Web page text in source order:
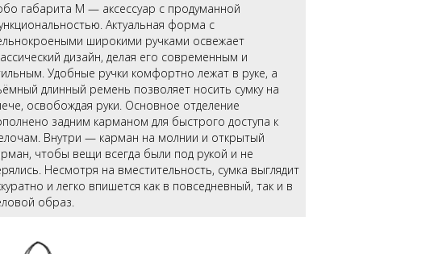
габарита М — аксессуар с продуманной
Актуальная форма с
широкими ручками освежает
дизайн, делая его современным и
Удобные ручки комфортно лежат в руке, а
длинный ремень позволяет носить сумку на
освобождая руки. Основное отделение
задним карманом для быстрого доступа к
Внутри — карман на молнии и открытый
чтобы вещи всегда были под рукой и не
Несмотря на вместительность, сумка выглядит
и легко впишется как в повседневный, так и в
образ.